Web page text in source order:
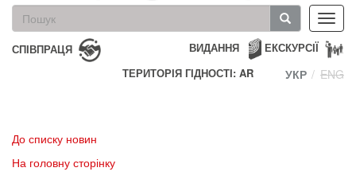
Пошукова
форма
Пошук
СПІВПРАЦЯ ЕКСКУРСІЇ
ВИДАННЯ
ТЕРИТОРІЯ ГІДНОСТІ: AR
УКР ENG
До списку новин
На головну сторінку